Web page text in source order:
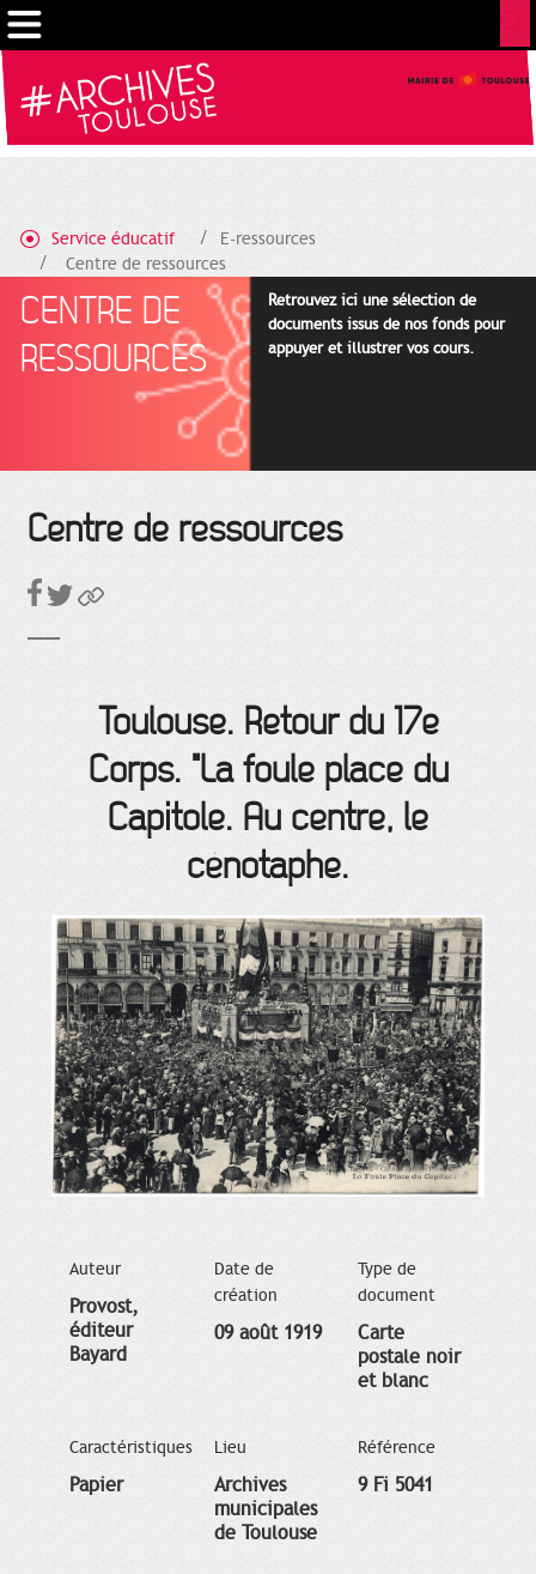
Service éducatif
E-ressources
Centre de ressources
CENTRE DE
RESSOURCES
Retrouvez ici une sélection de
documents issus de nos fonds pour
appuyer et illustrer vos cours.
Centre de ressources
Toulouse. Retour du 17e
Corps. "La foule place du
Capitole. Au centre, le
cénotaphe.
Auteur
Provost,
éditeur
Bayard
Date de
création
09 août 1919
Type de
document
Carte
postale noir
et blanc
Caractéristiques
Papier
Lieu
Archives
municipales
de Toulouse
Référence
9 Fi 5041
Gestion de vos préférences sur les cookies